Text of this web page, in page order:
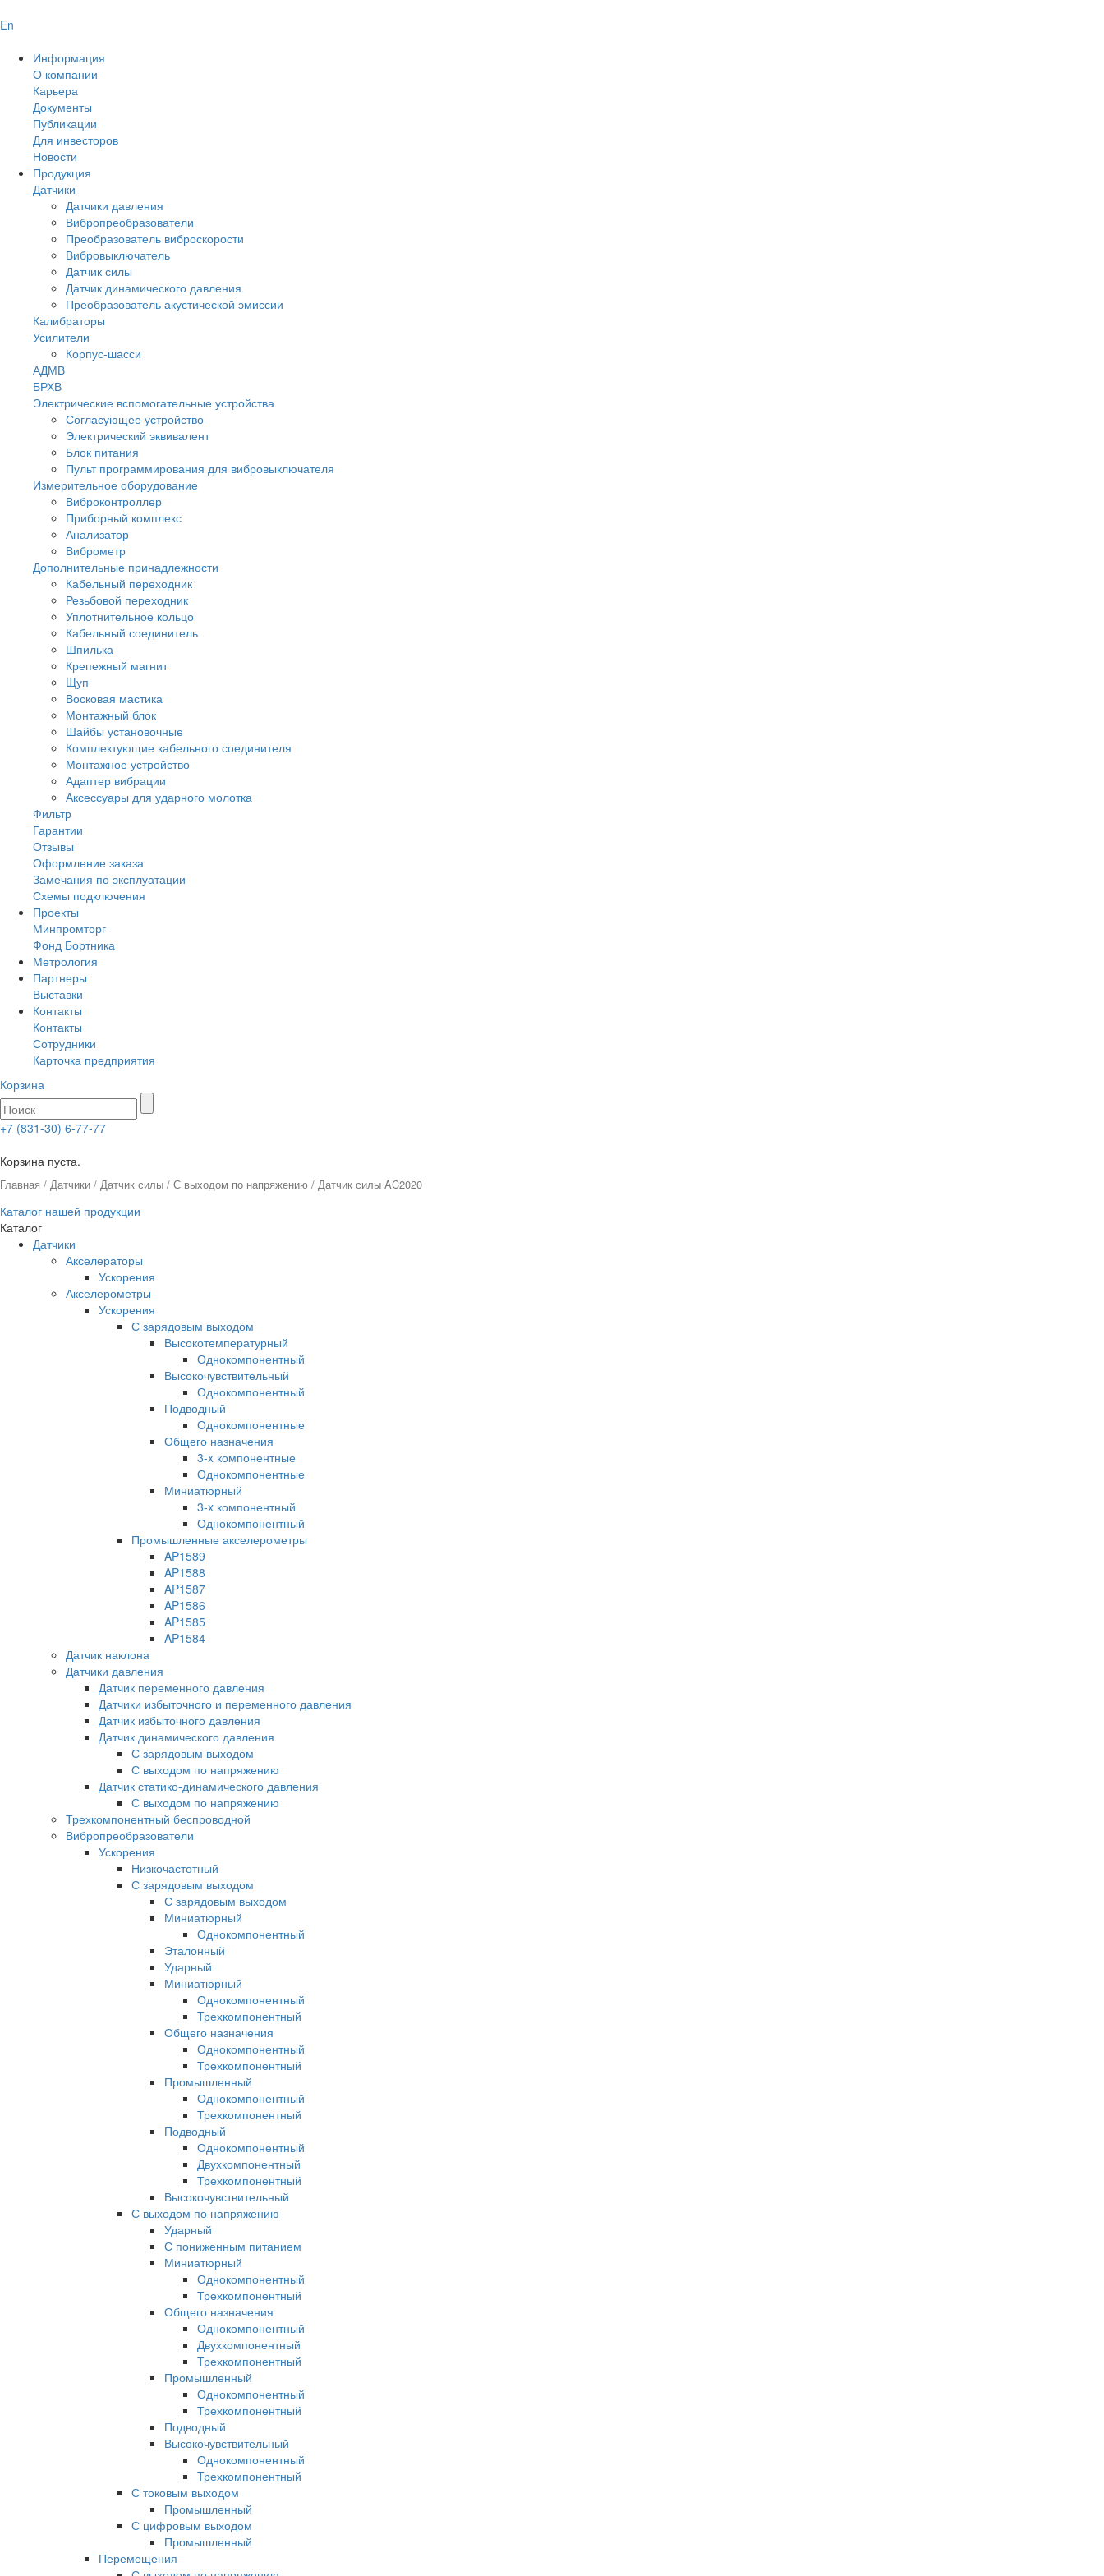
En
Информация
О компании
Карьера
Документы
Публикации
Для инвесторов
Новости
Продукция
Датчики
Датчики давления
Вибропреобразователи
Преобразователь виброскорости
Вибровыключатель
Датчик силы
Датчик динамического давления
Преобразователь акустической эмиссии
Калибраторы
Усилители
Корпус-шасси
АДМВ
БРХВ
Электрические вспомогательные устройства
Согласующее устройство
Электрический эквивалент
Блок питания
Пульт программирования для вибровыключателя
Измерительное оборудование
Виброконтроллер
Приборный комплекс
Анализатор
Виброметр
Дополнительные принадлежности
Кабельный переходник
Резьбовой переходник
Уплотнительное кольцо
Кабельный соединитель
Шпилька
Крепежный магнит
Щуп
Восковая мастика
Монтажный блок
Шайбы установочные
Комплектующие кабельного соединителя
Монтажное устройство
Адаптер вибрации
Аксессуары для ударного молотка
Фильтр
Гарантии
Отзывы
Оформление заказа
Замечания по эксплуатации
Схемы подключения
Проекты
Минпромторг
Фонд Бортника
Метрология
Партнеры
Выставки
Контакты
Контакты
Сотрудники
Карточка предприятия
Корзина
+7 (831-30) 6-77-77
Корзина пуста.
Главная / Датчики / Датчик силы / С выходом по напряжению / Датчик силы AC2020
Каталог нашей продукции
Каталог
Датчики
Акселераторы
Ускорения
Акселерометры
Ускорения
С зарядовым выходом
Высокотемпературный
Однокомпонентный
Высокочувствительный
Однокомпонентный
Подводный
Однокомпонентные
Общего назначения
3-x компонентные
Однокомпонентные
Миниатюрный
3-x компонентный
Однокомпонентный
Промышленные акселерометры
AP1589
AP1588
AP1587
AP1586
AP1585
AP1584
Датчик наклона
Датчики давления
Датчик переменного давления
Датчики избыточного и переменного давления
Датчик избыточного давления
Датчик динамического давления
С зарядовым выходом
С выходом по напряжению
Датчик статико-динамического давления
С выходом по напряжению
Трехкомпонентный беспроводной
Вибропреобразователи
Ускорения
Низкочастотный
С зарядовым выходом
С зарядовым выходом
Миниатюрный
Однокомпонентный
Эталонный
Ударный
Миниатюрный
Однокомпонентный
Трехкомпонентный
Общего назначения
Однокомпонентный
Трехкомпонентный
Промышленный
Однокомпонентный
Трехкомпонентный
Подводный
Однокомпонентный
Двухкомпонентный
Трехкомпонентный
Высокочувствительный
С выходом по напряжению
Ударный
С пониженным питанием
Миниатюрный
Однокомпонентный
Трехкомпонентный
Общего назначения
Однокомпонентный
Двухкомпонентный
Трехкомпонентный
Промышленный
Однокомпонентный
Трехкомпонентный
Подводный
Высокочувствительный
Однокомпонентный
Трехкомпонентный
С токовым выходом
Промышленный
С цифровым выходом
Промышленный
Перемещения